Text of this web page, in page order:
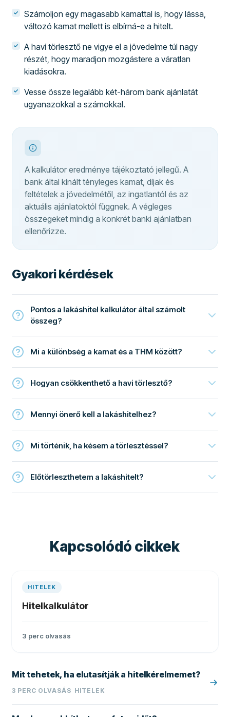
Számoljon egy magasabb kamattal is, hogy lássa,
változó kamat mellett is elbírná-e a hitelt.
A havi törlesztő ne vigye el a jövedelme túl nagy
részét, hogy maradjon mozgástere a váratlan
kiadásokra.
Vesse össze legalább két-három bank ajánlatát
ugyanazokkal a számokkal.
A kalkulátor eredménye tájékoztató jellegű. A
bank által kínált tényleges kamat, díjak és
feltételek a jövedelmétől, az ingatlantól és az
aktuális ajánlatoktól függnek. A végleges
összegeket mindig a konkrét banki ajánlatban
ellenőrizze.
Gyakori kérdések
Pontos a lakáshitel kalkulátor által számolt
összeg?
Mi a különbség a kamat és a THM között?
Hogyan csökkenthető a havi törlesztő?
Mennyi önerő kell a lakáshitelhez?
Mi történik, ha késem a törlesztéssel?
Előtörleszthetem a lakáshitelt?
Kapcsolódó cikkek
HITELEK
Hitelkalkulátor
3 perc olvasás
Mit tehetek, ha elutasítják a hitelkérelmemet?
3 PERC OLVASÁS HITELEK